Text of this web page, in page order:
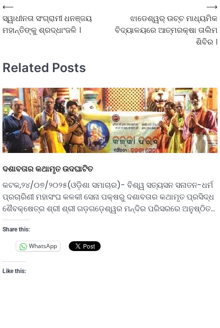
⟵
ସ୍ୱାଧୀନତା ସଂଗ୍ରାମୀ ଧନଞ୍ଜୟ
ମହାନ୍ତିଙ୍କୁ ଶ୍ରଦ୍ଧାଂଜଳି ।
ଝାଡେଶ୍ୱର୍ ଉଚ୍ଚ ମାଧ୍ୟମିକ
ବିଦ୍ୟାଳୟରେ ଆତ୍ମରକ୍ଷା ତାଲିମ
ଶିବିର ।
⟶
Related Posts
ଦଶାବତାର କଥାମୃତ ଉଦଘାଟିତ
କଟକ,୨୪/୦୭/୨୦୨୫(ଓଡ଼ିଶା ସମାଚାର)- ବିଶ୍ୱ ସତ୍ୟସନ ସନାତନ-ଧର୍ମ
ପ୍ରଚାରିଣୀ ମହାସଂଘ କଳକୀ ସେନା ପକ୍ଷରୁ ଦଶାବତାର କଥାମୃତ ପ୍ରସିଦ୍ଧ
ଶୈବକ୍ଷେତ୍ର ଶ୍ରୀ ଶ୍ରୀ ଗଡ଼ଗଡ଼େଶ୍ୱର ମନ୍ଦିର ପରିସରରେ ଅନୁଷ୍ଠିତ…
Share this:
WhatsApp
Like this: